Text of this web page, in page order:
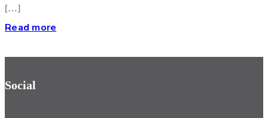
[…]
Read more
Social